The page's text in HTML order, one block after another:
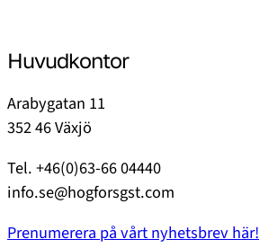
Huvudkontor
Arabygatan 11
352 46 Växjö
Tel. +46(0)63-66 04440
info.se@hogforsgst.com
Prenumerera på vårt nyhetsbrev här!